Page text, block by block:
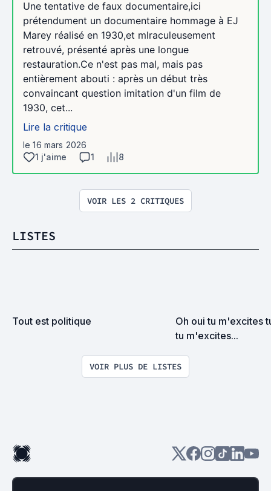
Une tentative de faux documentaire,ici
prétendument un documentaire hommage à EJ
Marey réalisé en 1930,et mlraculeusement
retrouvé, présenté après une longue
restauration.Ce n'est pas mal, mais pas
entièrement abouti : après un début très
convaincant question imitation d'un film de
1930, cet...
Lire la critique
le 16 mars 2026
1 j'aime
1 8
VOIR LES 2 CRITIQUES
LISTES
Tout est politique
Oh oui tu m'excites
tu m'excites...
VOIR PLUS DE LISTES